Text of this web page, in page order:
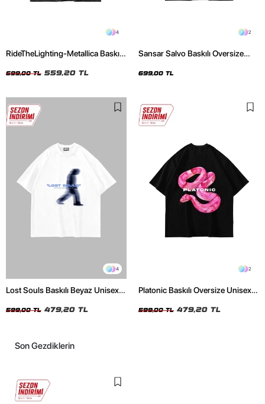
4
RideTheLighting-Metallica Baskılı
Tshirt
699,00 TL 559,20 TL
2
Sansar Salvo Baskılı Oversize
699,00 TL
4
Lost Souls Baskılı Beyaz Unisex
599,00 TL 479,20 TL
2
Platonic Baskılı Oversize Unisex
599,00 TL 479,20 TL
Son Gezdiklerin